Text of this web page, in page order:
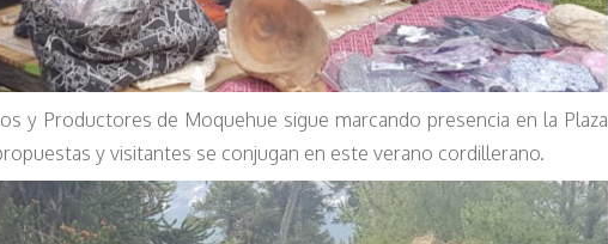
y Productores de Moquehue sigue marcando presencia en la Plaza
y visitantes se conjugan en este verano cordillerano.